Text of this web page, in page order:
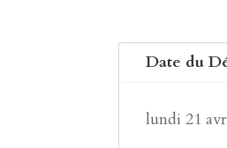
Date du
lundi 21